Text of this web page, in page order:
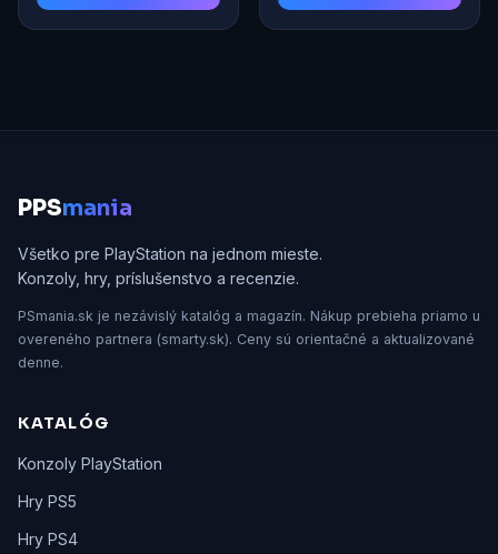
PPSmania
Všetko pre PlayStation na jednom mieste.
Konzoly, hry, príslušenstvo a recenzie.
PSmania.sk je nezávislý katalóg a magazín. Nákup prebieha priamo u
overeného partnera (smarty.sk). Ceny sú orientačné a aktualizované
denne.
KATALÓG
Konzoly PlayStation
Hry PS5
Hry PS4